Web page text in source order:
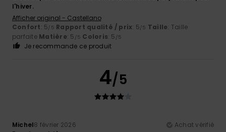
l'hiver.
Afficher original - Castellano
Confort: 5/5 Rapport qualité / prix: 5/5 Taille: Taille
parfaite Matière: 5 /5 Coloris: 5 /5
Je recommande ce produit
4/5
Michel8 février 2026
Achat vérifié